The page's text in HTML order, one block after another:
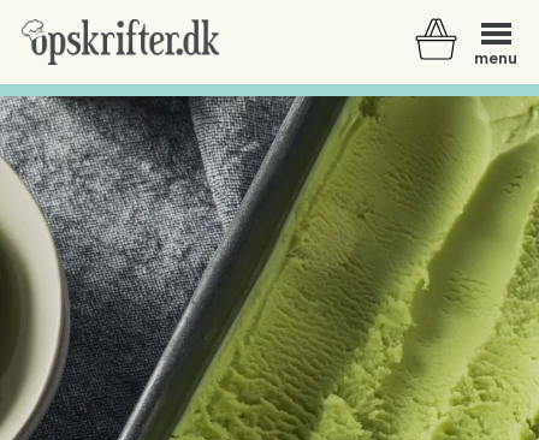
menu
Der er ingen varer i din kurv.